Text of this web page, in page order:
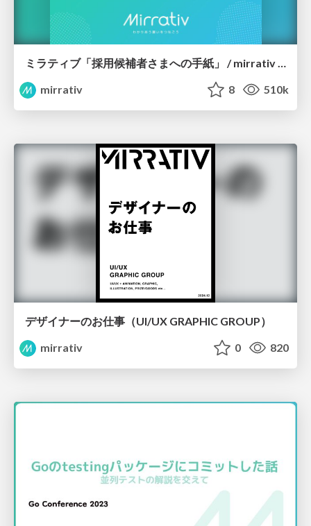
ミラティブ「採用候補者さまへの手紙」 / mirrativ letter
mirrativ
8 510k
デザイナーのお仕事（UI/UX GRAPHIC GROUP）
mirrativ
0 820